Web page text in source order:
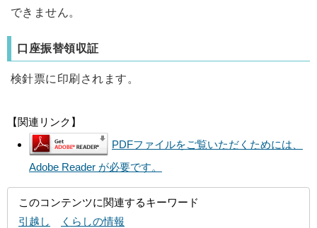
できません。
口座振替領収証
検針票に印刷されます。
【関連リンク】
PDFファイルをご覧いただくためには、
Adobe Reader が必要です。
このコンテンツに関連するキーワード
引越し
くらしの情報